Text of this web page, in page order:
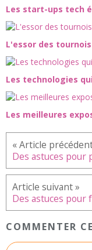
Les start-ups tech
L'essor des
Les technologies
Les meilleures
COMMENTER